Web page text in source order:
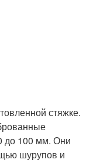
стяжке.
до 100 мм. Они
шурупов и